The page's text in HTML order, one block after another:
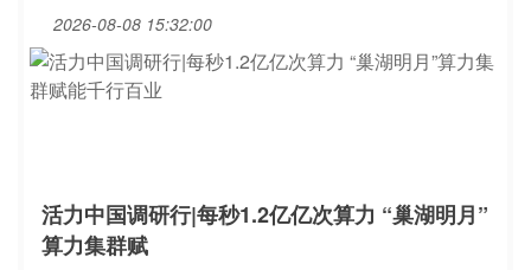
2026-08-08 15:32:00
活力中国调研行|每秒1.2亿亿次算力 “巢湖明月”
算力集群赋